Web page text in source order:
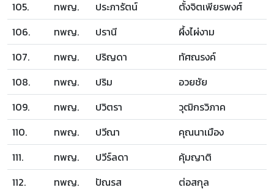
105.
ทพญ. ประภารัตน์
ตั้งจิตเพียรพงศ์
106.
ทพญ. ปรานี
ผึ้งไผ่งาม
107.
ทพญ. ปริญดา
ทัศณรงค์
108.
ทพญ. ปริม
อวยชัย
109.
ทพญ. ปวิตรา
วุฒิกรวิภาค
110.
ทพญ. ปวีณา
คุณนาเมือง
111.
ทพญ. ปวีร์ลดา
คุ้มญาติ
112.
ทพญ. ปัณรส
ต่อสกุล